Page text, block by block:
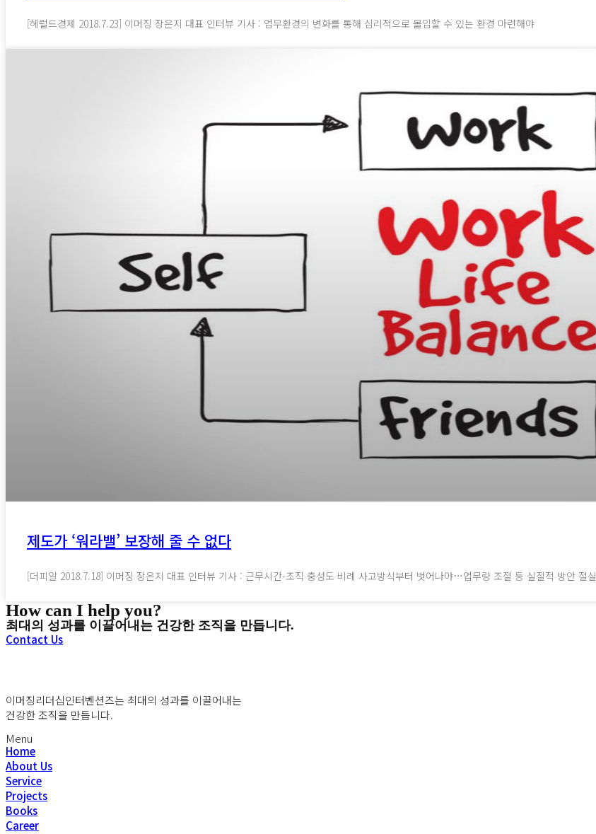
[헤럴드경제 2018.7.23] 이머징 장은지 대표 인터뷰 기사 : 업무환경의 변화를 통해 심리적으로 몰입할 수 있는 환경 마련해야
제도가 ‘워라밸’ 보장해 줄 수 없다
[더피알 2018.7.18] 이머징 장은지 대표 인터뷰 기사 : 근무시간-조직 충성도 비례 사고방식부터 벗어나야…업무량 조절 등 실질적 방안 절실
How can I help you?
최대의 성과를 이끌어내는 건강한 조직을 만듭니다.
Contact Us
이머징리더십인터벤션즈는 최대의 성과를 이끌어내는
건강한 조직을 만듭니다.
Menu
Home
About Us
Service
Projects
Books
Career